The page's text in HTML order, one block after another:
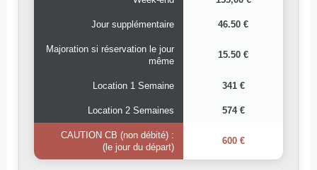
Jour supplémentaire 46.50 €
Majoration si réservation le jour
même
15.50 €
Location 1 Semaine 341 €
Location 2 Semaines 574 €
CAUTION CB (non débité) :
(le jour du départ)
600 €